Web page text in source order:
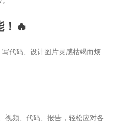
！🔥
代码、设计图片灵感枯竭而烦
视频、代码、报告，轻松应对各